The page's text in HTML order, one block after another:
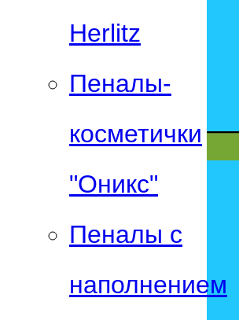
Herlitz
Пеналы-
косметички
"Оникс"
Пеналы с
наполнением